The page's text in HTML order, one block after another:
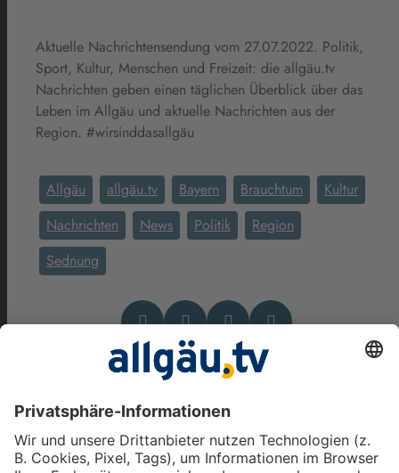
Aktuelle Nachrichtensendung vom 27.07.2022. Politik,
Sport, Kultur, Menschen und Freizeit: die allgäu.tv
Nachrichten geben einen täglichen Überblick über das
Leben im Allgäu und aktuelle Nachrichten aus der
Region. #wirsinddasallgäu
Allgäu allgäu.tv Bayern Brauchtum
Kultur
Nachrichten
News Politik
Region
Sednung
Das könnte Dich auch
interessieren